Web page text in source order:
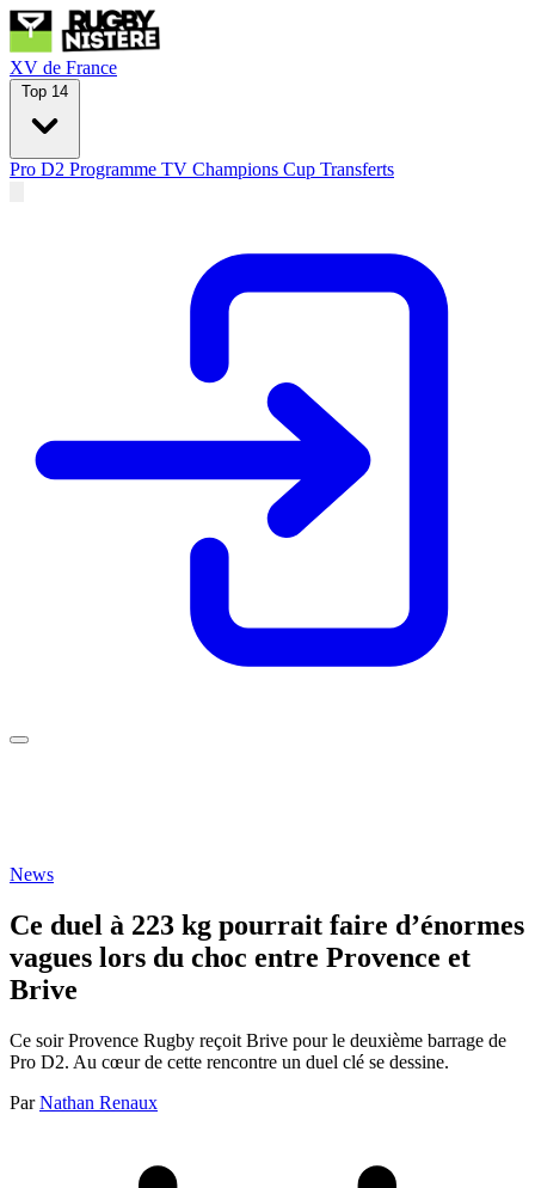
XV de France
Top 14
Pro D2 Programme TV Champions Cup Transferts
News
Ce duel à 223 kg pourrait faire d’énormes
vagues lors du choc entre Provence et
Brive
Ce soir Provence Rugby reçoit Brive pour le deuxième barrage de
Pro D2. Au cœur de cette rencontre un duel clé se dessine.
Par Nathan Renaux